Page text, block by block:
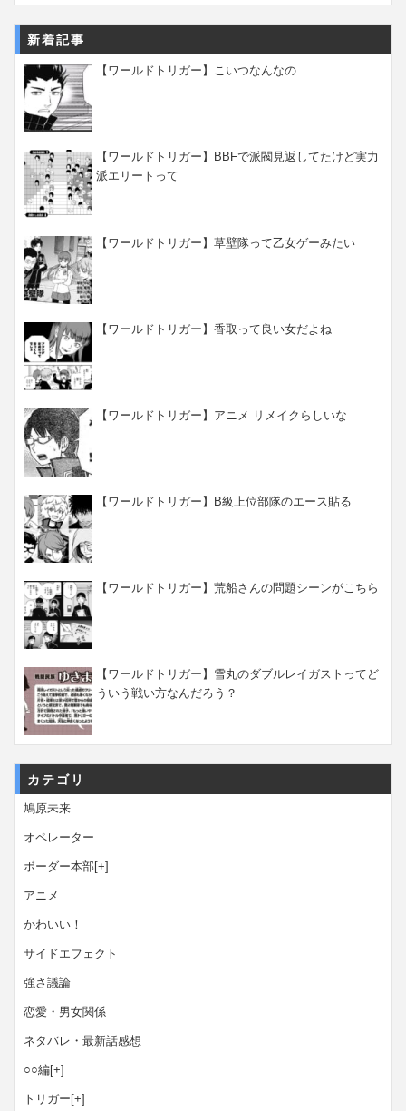
新着記事
【ワールドトリガー】こいつなんなの
【ワールドトリガー】BBFで派閥見返してたけど実力
派エリートって
【ワールドトリガー】草壁隊って乙女ゲーみたい
【ワールドトリガー】香取って良い女だよね
【ワールドトリガー】アニメ リメイクらしいな
【ワールドトリガー】B級上位部隊のエース貼る
【ワールドトリガー】荒船さんの問題シーンがこちら
【ワールドトリガー】雪丸のダブルレイガストってど
ういう戦い方なんだろう？
カテゴリ
鳩原未来
オペレーター
ボーダー本部[+]
アニメ
かわいい！
サイドエフェクト
強さ議論
恋愛・男女関係
ネタバレ・最新話感想
○○編[+]
トリガー [+]